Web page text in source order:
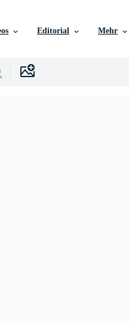
Editorial Mehr